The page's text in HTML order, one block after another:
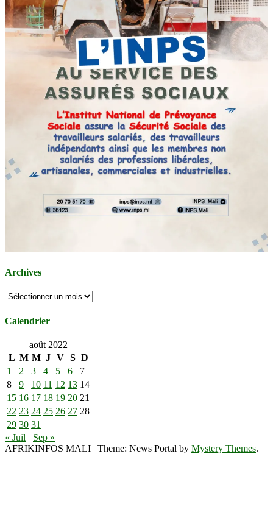
Archives
Archives
Calendrier
août 2022
L M M J V S D
1
2 3 4 5 6
7
8
9 10 11 12 13 14
15 16 17 18 19 20 21
22 23 24 25 26 27 28
29 30 31
« Juil
Sep »
AFRIKINFOS MALI | Theme: News Portal by Mystery Themes.